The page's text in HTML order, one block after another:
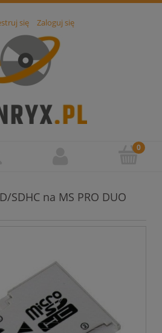
się Zaloguj się
SDHC na MS PRO DUO